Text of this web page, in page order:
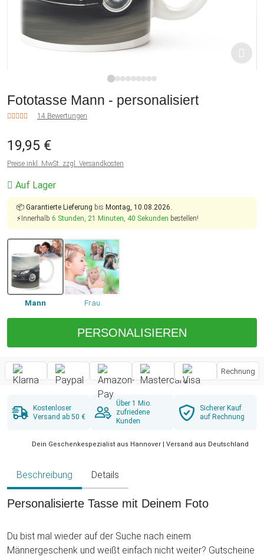
Fototasse Mann - personalisiert
14 Bewertungen
19,95 €
Preise inkl. MwSt. zzgl. Versandkosten
Auf Lager
📦 Garantierte Lieferung bis Montag, 10.08.2026.
⚡Innerhalb 6 Stunden, 21 Minuten, 39 Sekunden bestellen!
Mann Frau
PERSONALISIEREN
Rechnung
Kostenloser
Versand ab 50 €
Über 1 Mio.
zufriedene
Kunden
Sicherer Kauf
auf Rechnung
Dein Geschenkespezialist aus Hannover | Versand aus Deutschland
Beschreibung Details
Personalisierte Tasse mit Deinem Foto
Du bist mal wieder auf der Suche nach einem
Männergeschenk und weißt einfach nicht weiter? Gutscheine